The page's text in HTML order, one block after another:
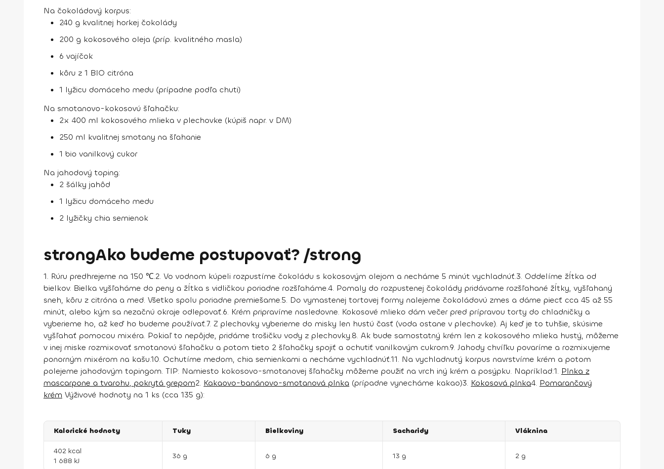
Na čokoládový korpus:
240 g kvalitnej horkej čokolády
200 g kokosového oleja (príp. kvalitného masla)
6 vajíčok
kôru z 1 BIO citróna
1 lyžicu domáceho medu (prípadne podľa chuti)
Na smotanovo-kokosovú šľahačku:
2x 400 ml kokosového mlieka v plechovke (kúpiš napr. v DM)
250 ml kvalitnej smotany na šľahanie
1 bio vanilkový cukor
Na jahodový toping:
2 šálky jahôd
1 lyžicu domáceho medu
2 lyžičky chia semienok
strongAko budeme postupovať? /strong
1. Rúru predhrejeme na 150 ℃.2. Vo vodnom kúpeli rozpustíme čokoládu s kokosovým olejom a necháme 5 minút vychladnúť.3. Oddelíme žĺtka od
bielkov. Bielka vyšľaháme do peny a žĺtka s vidličkou poriadne rozšľaháme.4. Pomaly do rozpustenej čokolády pridávame rozšľahané žĺtky, vyšľahaný
sneh, kôru z citróna a med. Všetko spolu poriadne premiešame.5. Do vymastenej tortovej formy nalejeme čokoládovú zmes a dáme piecť cca 45 až 55
minút, alebo kým sa nezačnú okraje odlepovať.6. Krém pripravíme nasledovne. Kokosové mlieko dám večer pred prípravou torty do chladničky a
vyberieme ho, až keď ho budeme používať.7. Z plechovky vyberieme do misky len hustú časť (voda ostane v plechovke). Aj keď je to tuhšie, skúsime
vyšľahať pomocou mixéra. Pokiaľ to nepôjde, pridáme trošičku vody z plechovky.8. Ak bude samostatný krém len z kokosového mlieka hustý, môžeme
v inej miske rozmixovať smotanovú šľahačku a potom tieto 2 šľahačky spojiť a ochutiť vanilkovým cukrom.9. Jahody chvíľku povaríme a rozmixujeme
ponorným mixérom na kašu.10. Ochutíme medom, chia semienkami a necháme vychladnúť.11. Na vychladnutý korpus navrstvíme krém a potom
polejeme jahodovým topingom. TIP: Namiesto kokosovo-smotanovej šľahačky môžeme použiť na vrch iný krém a posýpku. Napríklad:1. Plnka z
mascarpone a tvarohu, pokrytá grepom2. Kakaovo-banánovo-smotanová plnka (prípadne vynecháme kakao)3. Kokosová plnka4. Pomarančový
krém Výživové hodnoty na 1 ks (cca 135 g):
Kalorické hodnoty Tuky Bielkoviny Sacharidy Vláknina
402 kcal
1 688 kJ
36 g 6 g 13 g 2 g